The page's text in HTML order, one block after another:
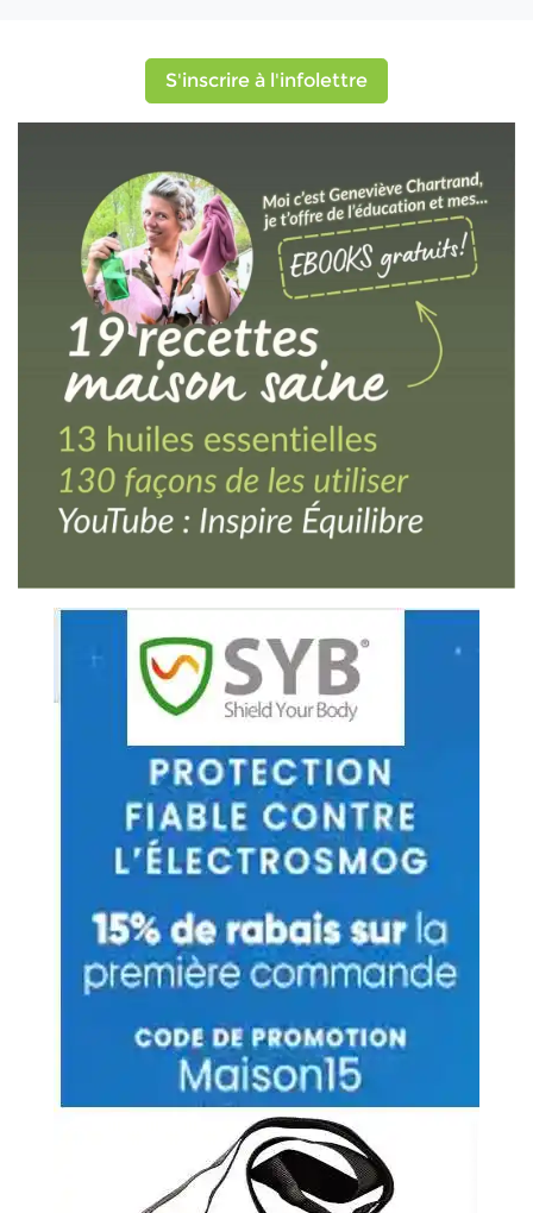
S'inscrire à l'infolettre